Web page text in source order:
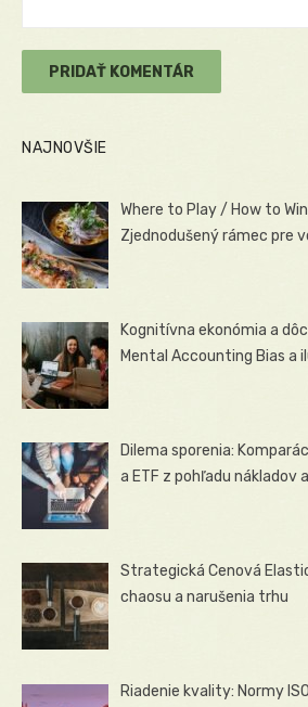
NAJNOVŠIE
Where to Play / How to
Zjednodušený rámec pre
Kognitívna ekonómia a
Mental Accounting Bias a
Dilema sporenia:
a ETF z pohľadu nákladov
Strategická Cenová
chaosu a narušenia trhu
Riadenie kvality: Normy